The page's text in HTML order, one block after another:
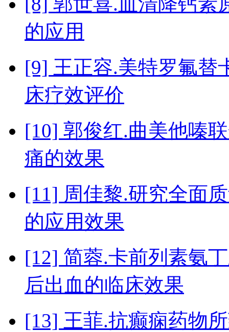
的应用
[9] 王正容.美特罗氟替
床疗效评价
[10] 郭俊红.曲美他嗪
痛的效果
[11] 周佳黎.研究全面
的应用效果
[12] 简蓉.卡前列素氨
后出血的临床效果
[13] 王菲.抗癫痫药物